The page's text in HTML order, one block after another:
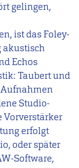
gelingen,
ist das Foley-
akustisch
Echos
Taubert und
Aufnahmen
Studio-
erfolgt
oder später
Software,